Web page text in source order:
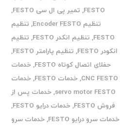
FESTO
, تمیر پی ال سی FESTO
,
تنظیم Encoder FESTO
, تنظیم
FESTO
, تنظیم انکدر FESTO , تنظیم
انکودر FESTO
, تنظیم پارامتر FESTO
,
حفلای اتصال کوتاه FESTO
,خدمات
CNC FESTO
,خدمات FESTO ,خدمات
servo motor FESTO
,خدمات پس از
فروش FESTO
,خدمات درایو FESTO
,
خدمات سرو درایو FESTO
,خدمات سرو